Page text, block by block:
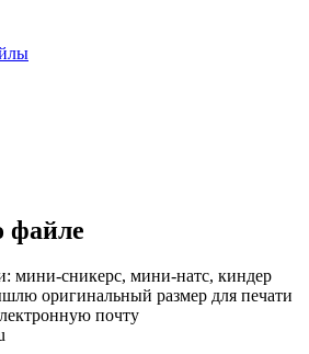
файле
мини-сникерс, мини-натс, киндер
оригинальный размер для печати
почту